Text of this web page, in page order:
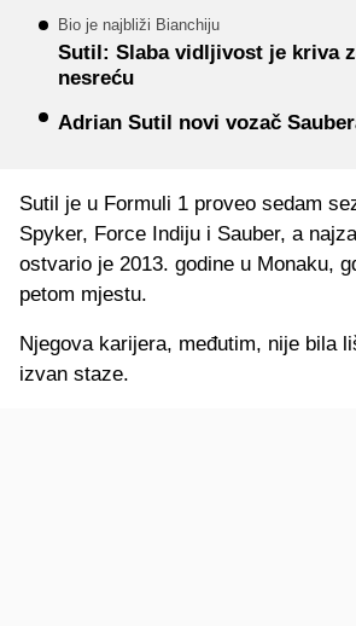
Bio je najbliži Bianchiju
Sutil: Slaba vidljivost je kriva
nesreću
Adrian Sutil novi vozač
Sutil je u Formuli 1 proveo sedam
Spyker, Force Indiju i Sauber, a
ostvario je 2013. godine u Monaku,
petom mjestu.
Njegova karijera, međutim, nije bila
izvan staze.